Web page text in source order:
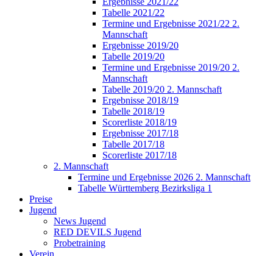
Tabelle 2021/22
Termine und Ergebnisse 2021/22 2.
Mannschaft
Ergebnisse 2019/20
Tabelle 2019/20
Termine und Ergebnisse 2019/20 2.
Mannschaft
Tabelle 2019/20 2. Mannschaft
Ergebnisse 2018/19
Tabelle 2018/19
Scorerliste 2018/19
Ergebnisse 2017/18
Tabelle 2017/18
Scorerliste 2017/18
2. Mannschaft
Termine und Ergebnisse 2026 2. Mannschaft
Tabelle Württemberg Bezirksliga 1
Preise
Jugend
News Jugend
RED DEVILS Jugend
Probetraining
Verein